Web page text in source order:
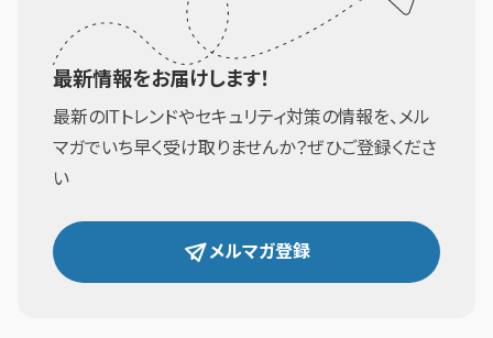
最新情報をお届けします！
最新のITトレンドやセキュリティ対策の情報を、メル
マガでいち早く受け取りませんか？ぜひご登録くださ
い
メルマガ登録